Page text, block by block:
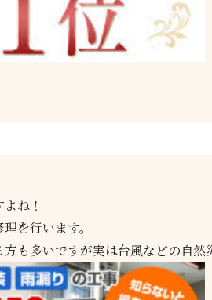
ね！
を行います。
も多いですが実は台風などの自然